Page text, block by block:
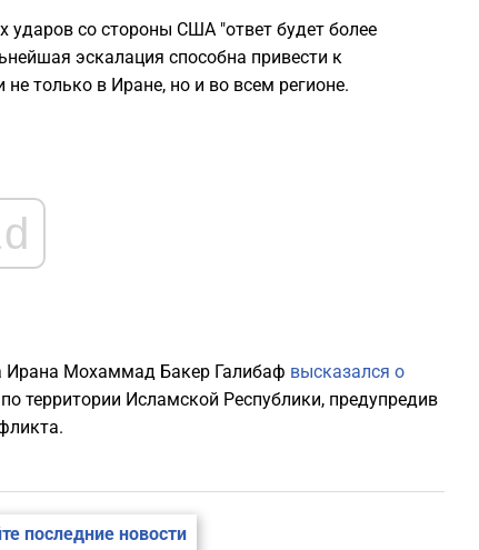
ударов со стороны США "ответ будет более
эскалация способна привести к
только в Иране, но и во всем регионе.
Ирана Мохаммад Бакер Галибаф высказался о
территории Исламской Республики, предупредив
последние новости